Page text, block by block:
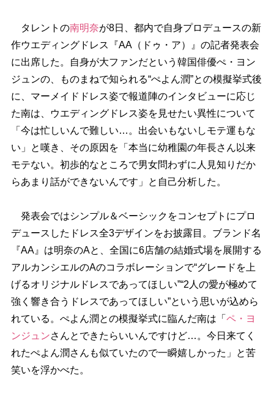
タレントの南明奈が8日、都内で自身プロデュースの新
作ウエディングドレス『AA（ドゥ・ア）』の記者発表会
に出席した。自身が大ファンだという韓国俳優ぺ・ヨン
ジュンの、ものまねで知られる“ぺよん潤”との模擬挙式後
に、マーメイドドレス姿で報道陣のインタビューに応じ
た南は、ウエディングドレス姿を見せたい異性について
「今は忙しいんで難しい…。出会いもないしモテ運もな
い」と嘆き、その原因を「本当に幼稚園の年長さん以来
モテない。初歩的なところで男女問わずに人見知りだか
らあまり話ができないんです」と自己分析した。
発表会ではシンプル＆ベーシックをコンセプトにプロ
デュースしたドレス全3デザインをお披露目。ブランド名
『AA』は明奈のAと、全国に6店舗の結婚式場を展開する
アルカンシエルのAのコラボレーションで“グレードを上
げるオリジナルドレスであってほしい”“2人の愛が極めて
強く響き合うドレスであってほしい”という思いが込めら
れている。ぺよん潤との模擬挙式に臨んだ南は「 ペ・ヨ
ンジュンさんとできたらいいんですけど…。今日来てく
れたぺよん潤さんも似ていたので一瞬嬉しかった」と苦
笑いを浮かべた。